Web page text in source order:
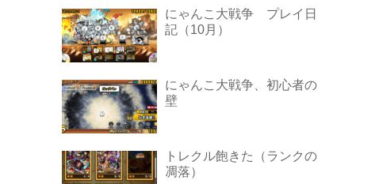
にゃんこ大戦争 プレイ日
記（10月）
にゃんこ大戦争、初心者の
壁
トレクル飽きた（ランクの
凋落）